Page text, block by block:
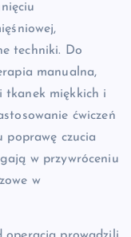
techniki. Do
manualna,
tkanek miękkich i
ćwiczeń
poprawę czucia
w przywróceniu
w